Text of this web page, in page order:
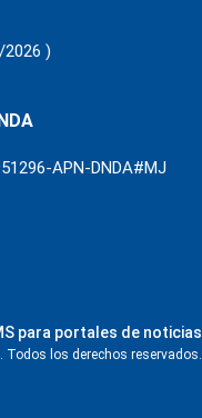
)
APN-DNDA#MJ
para portales de noticias
Todos los derechos reservados.